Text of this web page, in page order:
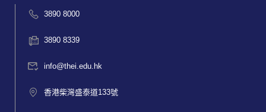
3890 8000
3890 8339
info@thei.edu.hk
香港柴灣盛泰道133號